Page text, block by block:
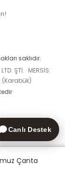
saklıdır.
ŞTİ. · MERSİS:
(Karabük)
Canlı Destek
Çanta